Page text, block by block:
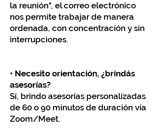
la reunión", el correo electrónico
nos permite trabajar de manera
ordenada, con concentración y sin
interrupciones.
• Necesito orientación, ¿brindás
asesorías?
Sí, brindo asesorías personalizadas
de 60 o 90 minutos de duración vía
Zoom/Meet.